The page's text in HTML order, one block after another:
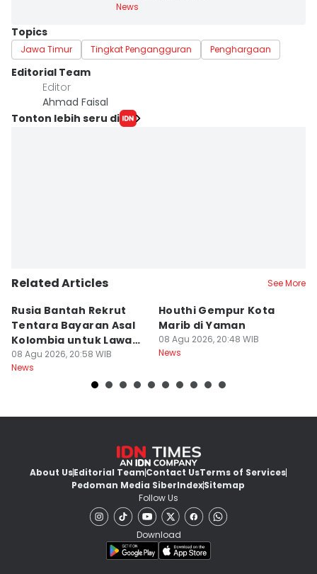
News
Topics
Jawa Timur Tingkat Pengangguran Penghargaan
Editorial Team
Editor
Ahmad Faisal
Tonton lebih seru di
Related Articles See More
Rusia Bantah Rekrut
Tentara Bayaran Asal
Kolombia untuk Lawan
Ukraina
08 Agu 2026, 20:58 WIB
News
Houthi Gempur Kota
Marib di Yaman
08 Agu 2026, 20:48 WIB
News
About UsEditorial TeamContact UsTerms of Services
Pedoman Media SiberIndexSitemap
Follow Us
Download